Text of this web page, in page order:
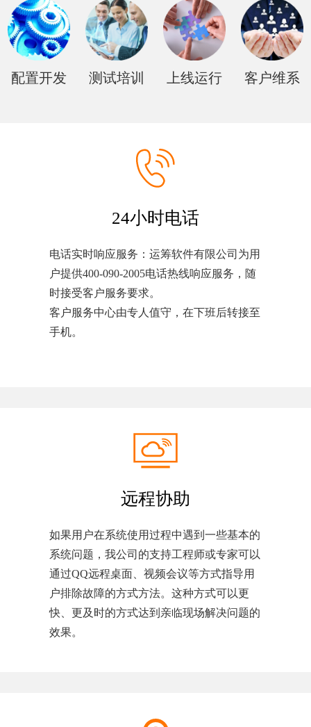
配置开发 测试培训 上线运行 客户维系
24小时电话
电话实时响应服务：运筹软件有限公司为用
户提供400-090-2005电话热线响应服务，随
时接受客户服务要求。
客户服务中心由专人值守，在下班后转接至
手机。
远程协助
如果用户在系统使用过程中遇到一些基本的
系统问题，我公司的支持工程师或专家可以
通过QQ远程桌面、视频会议等方式指导用
户排除故障的方式方法。这种方式可以更
快、更及时的方式达到亲临现场解决问题的
效果。